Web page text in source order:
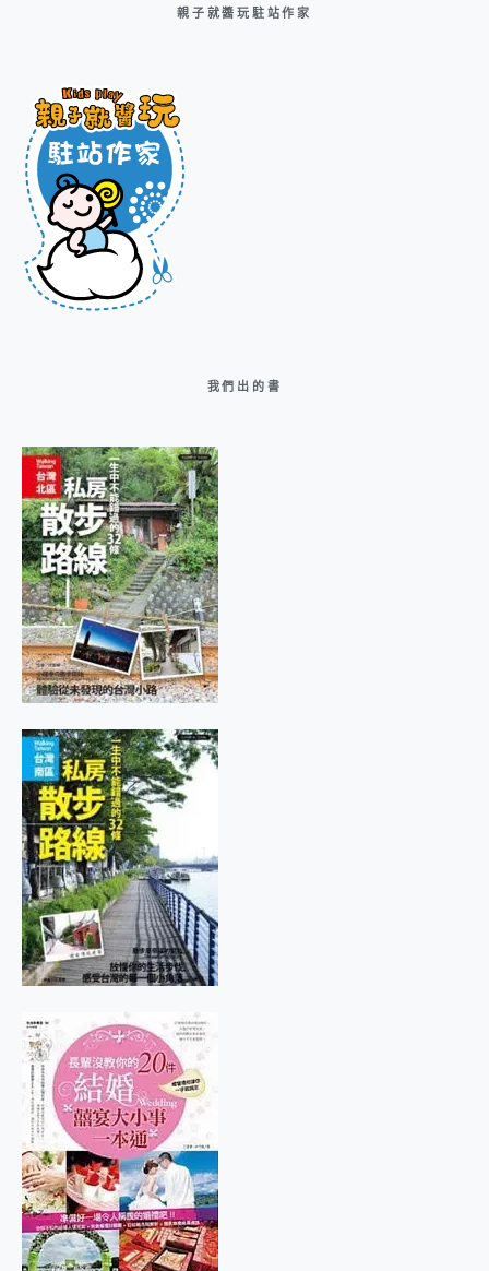
親子就醬玩駐站作家
我們出的書